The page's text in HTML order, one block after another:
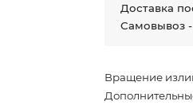
Доставка
Самовывоз
Вращение